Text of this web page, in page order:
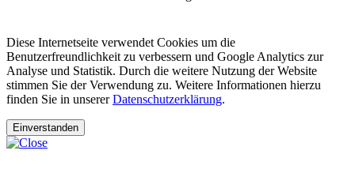
Diese Internetseite verwendet Cookies um die
Benutzerfreundlichkeit zu verbessern und Google Analytics zur
Analyse und Statistik. Durch die weitere Nutzung der Website
stimmen Sie der Verwendung zu. Weitere Informationen hierzu
finden Sie in unsererDatenschutzerklärung.
Einverstanden